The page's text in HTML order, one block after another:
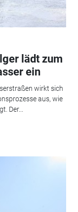
lädt zum
ein
wirkt sich
aus, wie
Der...